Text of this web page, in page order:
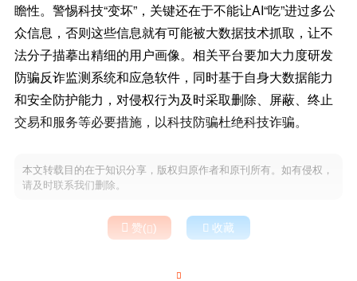
瞻性。警惕科技“变坏”，关键还在于不能让AI“吃”进过多公
众信息，否则这些信息就有可能被大数据技术抓取，让不
法分子描摹出精细的用户画像。相关平台要加大力度研发
防骗反诈监测系统和应急软件，同时基于自身大数据能力
和安全防护能力，对侵权行为及时采取删除、屏蔽、终止
交易和服务等必要措施，以科技防骗杜绝科技诈骗。
本文转载目的在于知识分享，版权归原作者和原刊所有。如有侵权，
请及时联系我们删除。
 赞()  收藏
